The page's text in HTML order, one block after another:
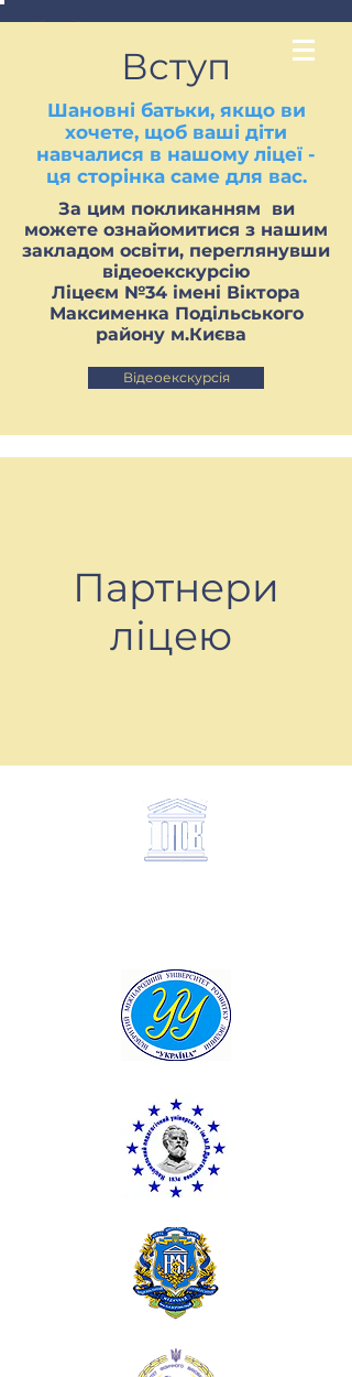
Вступ
Шановні батьки, якщо ви
хочете, щоб ваші діти
навчалися в нашому ліцеї -
ця сторінка саме для вас.
За цим покликанням ви
можете ознайомитися з нашим
закладом освіти, переглянувши
відеоекскурсію
Ліцеєм №34 імені Віктора
Максименка Подільського
району м.Києва
Відеоекскурсія
Партнери
ліцею